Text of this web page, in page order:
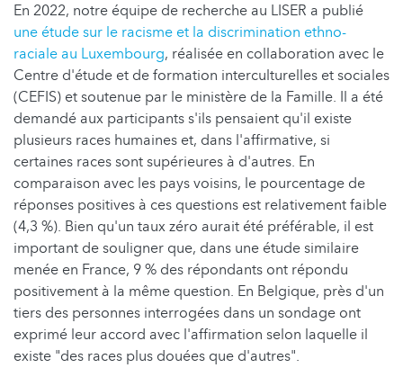
En 2022, notre équipe de recherche au LISER a publié
une étude sur le racisme et la discrimination ethno-
raciale au Luxembourg, réalisée en collaboration avec le
Centre d'étude et de formation interculturelles et sociales
(CEFIS) et soutenue par le ministère de la Famille. Il a été
demandé aux participants s'ils pensaient qu'il existe
plusieurs races humaines et, dans l'affirmative, si
certaines races sont supérieures à d'autres. En
comparaison avec les pays voisins, le pourcentage de
réponses positives à ces questions est relativement faible
(4,3 %). Bien qu'un taux zéro aurait été préférable, il est
important de souligner que, dans une étude similaire
menée en France, 9 % des répondants ont répondu
positivement à la même question. En Belgique, près d'un
tiers des personnes interrogées dans un sondage ont
exprimé leur accord avec l'affirmation selon laquelle il
existe "des races plus douées que d'autres".